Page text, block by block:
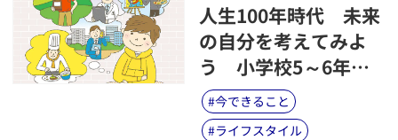
​人生100年時代 未来
の自分を考えてみよ
う 小学校5～6年生
向けキャリア教育副教
材
#今できること
#ライフスタイル